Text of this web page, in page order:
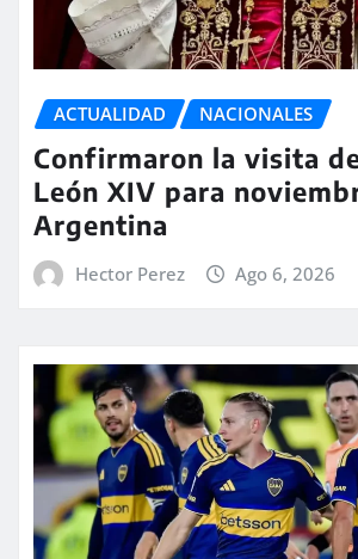
ACTUALIDAD NACIONALES
Confirmaron la visita
León XIV para
Argentina
Hector Perez Ago 6, 2026